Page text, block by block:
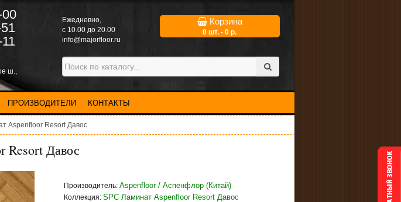
Eжедневно,
с 10.00 до 20.00
info@majorfloor.ru
Корзина
0 шт. - 0 р.
ш.,
ПРОИЗВОДИТЕЛИ КОНТАКТЫ
Aspenfloor Resort Давос
Resort Давос
Производитель: Aspenfloor / Аспенфлор (Китай)
Коллекция: SPC Ламинат Aspenfloor Resort Давос